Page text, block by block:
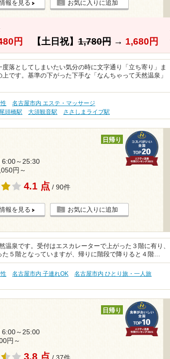
報を見る お気に入りに追加
円 【土日祝】1,780円→ 1,680円
落としてしまいたい気分の時に文字通り「立ち寄り」ま
です。基準の下がった下手な「なんちゃって天然温泉」
名古屋市内 エステ・マッサージ
尾頭橋駅 大須観音駅 ささしまライブ駅
日帰り
6:00～25:30
円～
4.1 点 / 90件
報を見る お気に入りに追加
泉です。受付はエスカレーターで上がった３階に有り、
た５階となっていますが、帰りに階段で降りると４階…
名古屋市内 子連れOK
名古屋市内 ひとり旅・一人旅
日帰り
6:00～25:00
円～
3.8 点